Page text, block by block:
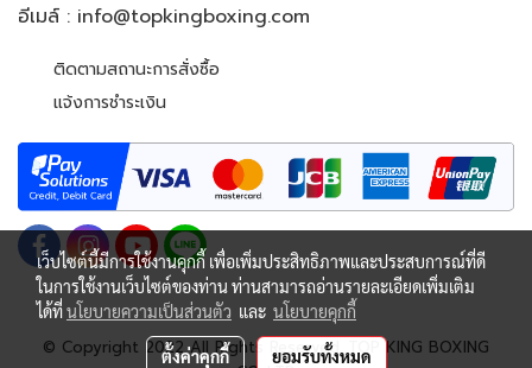
อีเมล์ : info@topkingboxing.com
ติดตามสถานะการสั่งซื้อ
แจ้งการชำระเงิน
© Copyright 2022 All Rights Reserved. TOP KING BOXING
เว็บไซต์นี้มีการใช้งานคุกกี้ เพื่อเพิ่มประสิทธิภาพและประสบการณ์ที่ดี
ในการใช้งานเว็บไซต์ของท่าน ท่านสามารถอ่านรายละเอียดเพิ่มเติม
ได้ที่นโยบายความเป็นส่วนตัว และ นโยบายคุกกี้
ตั้งค่าคุกกี้ ยอมรับทั้งหมด